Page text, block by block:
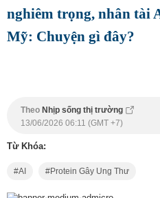
nghiêm trọng, nhân tài
Mỹ: Chuyện gì đây?
Theo Nhịp sống thị trường
13/06/2026 06:11 (GMT +7)
Từ Khóa:
AI Protein Gây Ung Thư